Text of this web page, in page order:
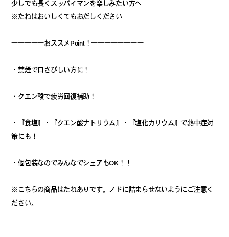
少しでも長くスッパイマンを楽しみたい方へ
※たねはおいしくてもおだしください
―――――おススメPoint！――――――――
・禁煙で口さびしい方に！
・クエン酸で疲労回復補助！
・『食塩』・『クエン酸ナトリウム』・『塩化カリウム』で熱中症対
策にも！
・個包装なのでみんなでシェアもOK！！
※こちらの商品はたねありです。ノドに詰まらせないようにご注意く
ださい。